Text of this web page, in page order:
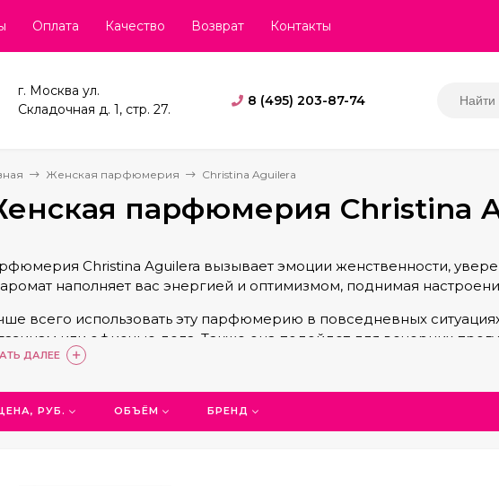
Оплата Качество Возврат Контакты
г. Москва ул.
Складочная д. 1, стр. 27.
8 (495) 203-87-74
Женская парфюмерия Christina Aguilera
парфюмерия Christina
Christina Aguilera вызывает эмоции женственности,
наполняет вас энергией и оптимизмом, поднимая
всего использовать эту парфюмерию в повседневных
или офисные дела. Также она подойдет для вечерних
и стиль.
Christina Aguilera подходит для молодых и активных
тех, кто любит быть в центре внимания и выделяться из толпы.
ДАЛЕЕ
РУБ. ОБЪЁМ БРЕНД